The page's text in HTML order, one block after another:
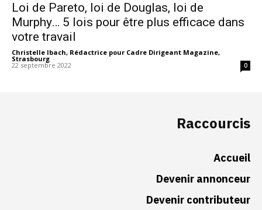
Loi de Pareto, loi de Douglas, loi de
Murphy… 5 lois pour être plus efficace dans
votre travail
Christelle Ibach, Rédactrice pour Cadre Dirigeant Magazine,
Strasbourg -
22 septembre 2022 0
Raccourcis
Accueil
Devenir annonceur
Devenir contributeur